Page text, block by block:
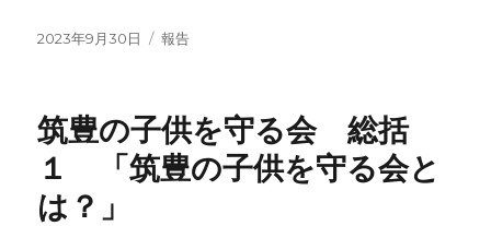
投
2023年9月30日
カ
ー
報告
筑豊の子供を守る会 総括
１ 「筑豊の子供を守る会と
は？」